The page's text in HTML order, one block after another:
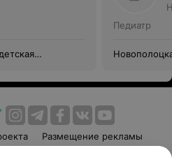
Педиатр
Размещение рекламы